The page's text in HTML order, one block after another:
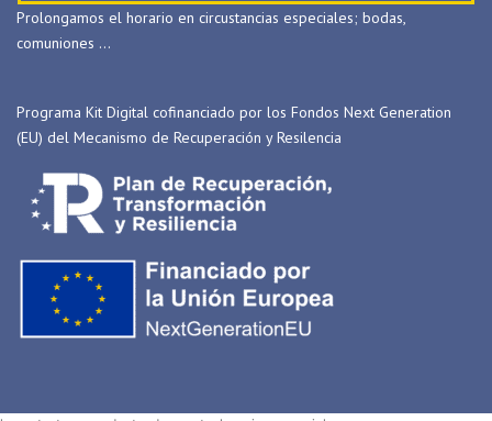
Prolongamos el horario en circustancias especiales; bodas,
comuniones …
Programa Kit Digital cofinanciado por los Fondos Next Generation
(EU) del Mecanismo de Recuperación y Resilencia